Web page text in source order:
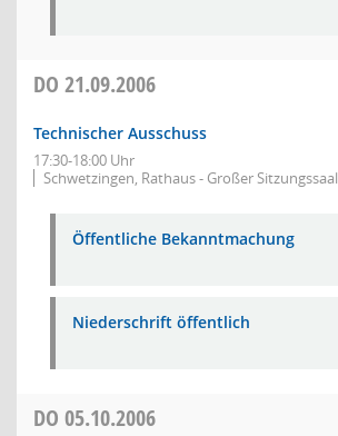
DO 21.09.2006
Technischer Ausschuss
17:30-18:00 Uhr
Schwetzingen, Rathaus - Großer Sitzungssaal
Öffentliche Bekanntmachung
Niederschrift öffentlich
DO 05.10.2006